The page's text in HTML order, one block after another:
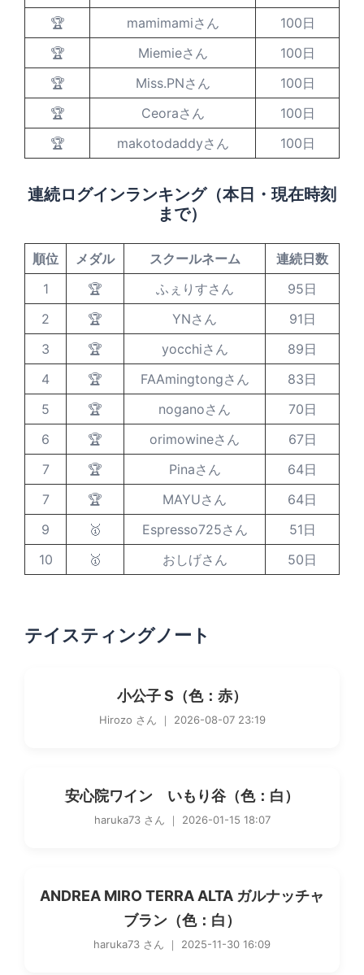
🏆
mamimamiさん
100日
🏆
Miemieさん
100日
🏆
Miss.PNさん
100日
🏆
Ceoraさん
100日
🏆
makotodaddyさん 100日
連続ログインランキング（本日・現在時刻
まで）
順位 メダル スクールネーム
連続日数
1
🏆 ふぇりすさん
95日
2
🏆 YNさん
91日
3
🏆 yocchiさん
89日
4
🏆 FAAmingtongさん
83日
5
🏆 noganoさん
70日
6
🏆 orimowineさん
67日
7
🏆 Pinaさん
64日
7
🏆 MAYUさん
64日
9
🥇 Espresso725さん
51日
10
🥇 おしげさん 50日
テイスティングノート
小公子 S（色：赤）
Hirozo さん ｜ 2026-08-07 23:19
安心院ワイン いもり谷（色：白）
haruka73 さん ｜ 2026-01-15 18:07
ANDREA MIRO TERRA ALTA ガルナッチャ
ブラン（色：白）
haruka73 さん ｜ 2025-11-30 16:09